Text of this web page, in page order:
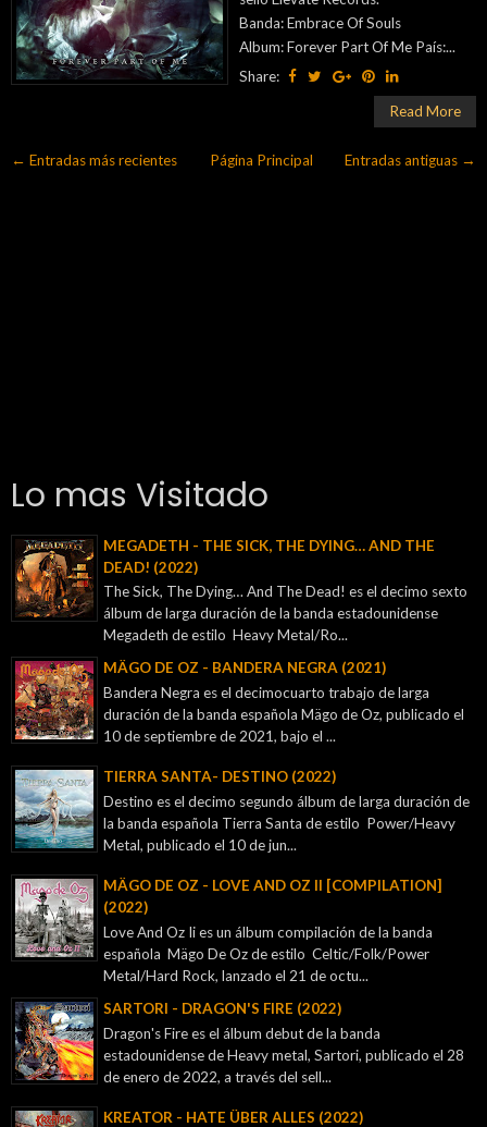
Banda: Embrace Of Souls
Album: Forever Part Of Me País:...
Share:
Read More
← Entradas más recientes Entradas antiguas →
Página Principal
Lo mas Visitado
MEGADETH - THE SICK, THE DYING… AND THE
DEAD! (2022)
The Sick, The Dying… And The Dead! es el decimo sexto
álbum de larga duración de la banda estadounidense
Megadeth de estilo Heavy Metal/Ro...
MÄGO DE OZ - BANDERA NEGRA (2021)
Bandera Negra es el decimocuarto trabajo de larga
duración de la banda española Mägo de Oz, publicado el
10 de septiembre de 2021, bajo el ...
TIERRA SANTA- DESTINO (2022)
Destino es el decimo segundo álbum de larga duración de
la banda española Tierra Santa de estilo Power/Heavy
Metal, publicado el 10 de jun...
MÄGO DE OZ - LOVE AND OZ II [COMPILATION]
(2022)
Love And Oz Ii es un álbum compilación de la banda
española Mägo De Oz de estilo Celtic/Folk/Power
Metal/Hard Rock, lanzado el 21 de octu...
SARTORI - DRAGON'S FIRE (2022)
Dragon's Fire es el álbum debut de la banda
estadounidense de Heavy metal, Sartori, publicado el 28
de enero de 2022, a través del sell...
KREATOR - ‎HATE ÜBER ALLES (2022)